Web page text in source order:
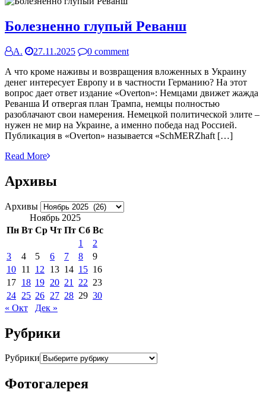
Болезненно глупый Реванш
А. 27.11.2025
0 comment
А что кроме наживы и возвращения вложенных в Украину
денег интересует Европу и в частности Германию? На этот
вопрос дает ответ издание «Overton»: Немцами движет жажда
Реванша И отвергая план Трампа, немцы полностью
разоблачают свои намерения. Немецкой политической элите –
нужен не мир на Украине, а именно победа над Россией.
Публикация в «Overton» называется «SchMERZhaft […]
Read More
Архивы
Архивы
Ноябрь 2025
Пн Вт Ср Чт Пт Сб Вс
1
2
3
4 5 6 7 8
9
10 11 12 13 14 15 16
17 18 19 20 21 22 23
24 25 26 27 28 29 30
« Окт
Дек »
Рубрики
Рубрики
Фотогалерея